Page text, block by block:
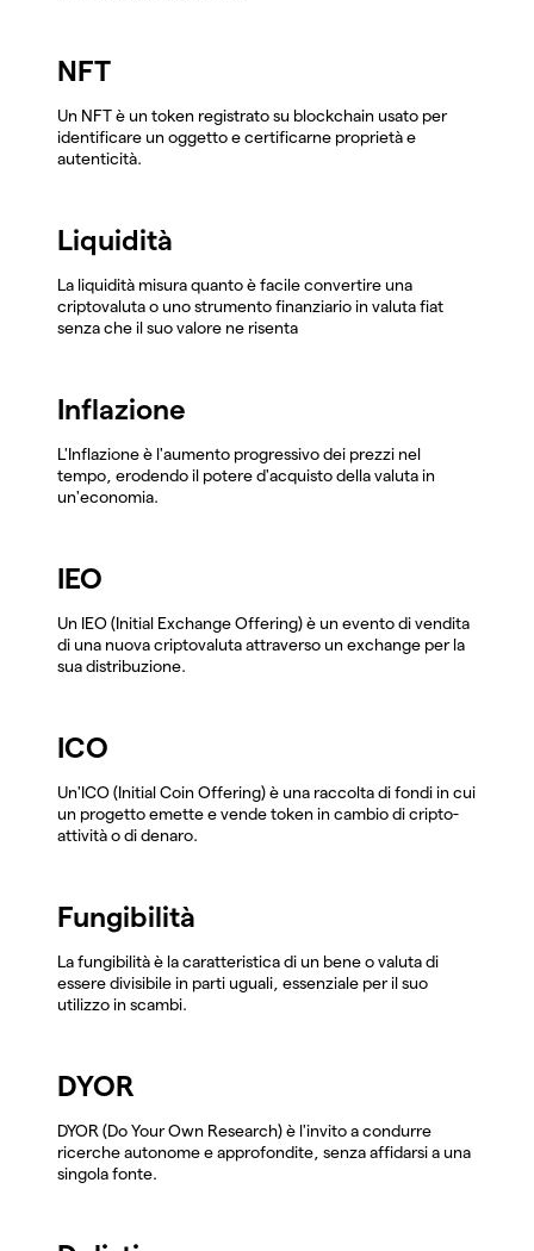
NFT
Un NFT è un token registrato su blockchain usato per
identificare un oggetto e certificarne proprietà e
autenticità.
Liquidità
La liquidità misura quanto è facile convertire una
criptovaluta o uno strumento finanziario in valuta fiat
senza che il suo valore ne risenta
Inflazione
L'Inflazione è l'aumento progressivo dei prezzi nel
tempo, erodendo il potere d'acquisto della valuta in
un'economia.
IEO
Un IEO (Initial Exchange Offering) è un evento di vendita
di una nuova criptovaluta attraverso un exchange per la
sua distribuzione.
ICO
Un'ICO (Initial Coin Offering) è una raccolta di fondi in cui
un progetto emette e vende token in cambio di cripto-
attività o di denaro.
Fungibilità
La fungibilità è la caratteristica di un bene o valuta di
essere divisibile in parti uguali, essenziale per il suo
utilizzo in scambi.
DYOR
DYOR (Do Your Own Research) è l'invito a condurre
ricerche autonome e approfondite, senza affidarsi a una
singola fonte.